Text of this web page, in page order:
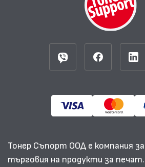
Тонер Съпорт ООД е компания
търговия на продукти за